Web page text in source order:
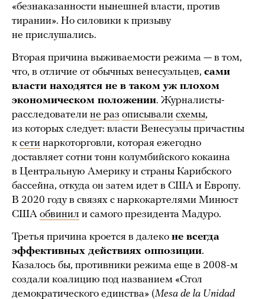
«безнаказанности нынешней власти, против
тирании». Но силовики к призыву
не прислушались.
Вторая причина выживаемости режима — в том,
что, в отличие от обычных венесуэльцев, сами
власти находятся не в таком уж плохом
экономическом положении. Журналисты-
расследователи не раз описывали схемы,
из которых следует: власти Венесуэлы причастны
к сети наркоторговли, которая ежегодно
доставляет сотни тонн колумбийского кокаина
в Центральную Америку и страны Карибского
бассейна, откуда он затем идет в США и Европу.
В 2020 году в связях с наркокартелями Минюст
США обвинил и самого президента Мадуро.
Третья причина кроется в далеко не всегда
эффективных действиях оппозиции.
Казалось бы, противники режима еще в 2008-м
создали коалицию под названием «Стол
демократического единства» (Mesa de la Unidad